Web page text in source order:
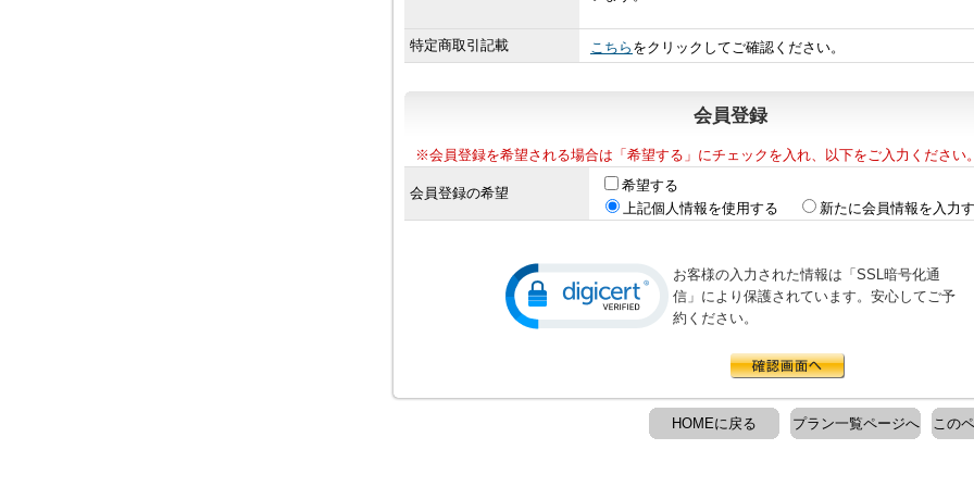
特定商取引記載 こちら をクリックしてご確認ください。
会員登録
※会員登録を希望される場合は「希望する」にチェックを入れ、以下をご入力ください。
会員登録の希望
希望する
上記個人情報を使用する
新たに会員情報を入力
お客様の入力された情報は「SSL暗号化通
信」により保護されています。安心してご予
約ください。
この
プラン一覧ページへ
HOMEに戻る